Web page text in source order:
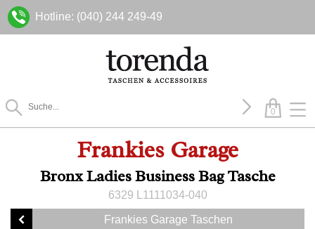
Hotline: (040) 244 249-49
0
Frankies Garage
Bronx Ladies Business Bag Tasche
6329 L1111034-040
Frankies Garage Taschen